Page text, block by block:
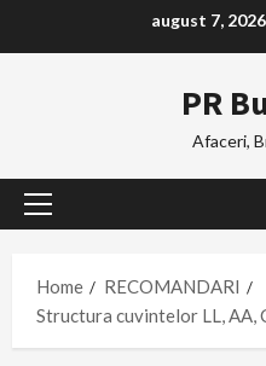
august 7, 2026
PR
Afaceri,
Primary
Home
RECOMANDARI
Structura cuvintelor LL, AA,